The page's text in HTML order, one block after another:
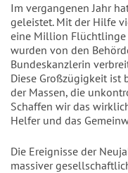
Im vergangenen Jahr
geleistet. Mit der Hilfe
eine Million Flüchtlinge
wurden von den
Bundeskanzlerin
Diese Großzügigkeit ist
der Massen, die
Schaffen wir das
Helfer und das
Die Ereignisse der
massiver